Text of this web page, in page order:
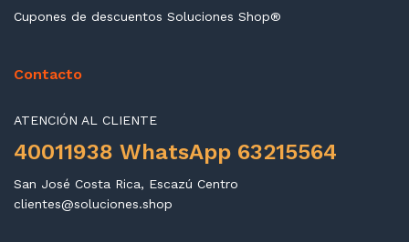
Cupones de descuentos Soluciones Shop®
Contacto
ATENCIÓN AL CLIENTE
40011938 WhatsApp 63215564
San José Costa Rica, Escazú Centro
clientes@soluciones.shop